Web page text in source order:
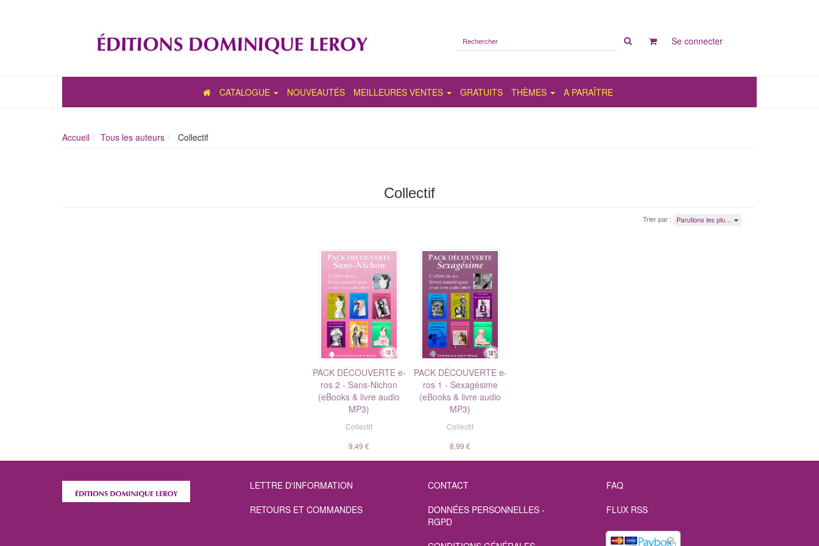
sur
Se connecter
CATALOGUE NOUVEAUTÉS MEILLEURES VENTES GRATUITS THÈMES A PARAÎTRE
Accueil Tous les auteurs Collectif
Collectif
Trier par : Parutions les plu…
PACK DÉCOUVERTE e-
ros 2 - Sans-Nichon
(eBooks & livre audio
MP3)
Collectif
9,49 €
PACK DÉCOUVERTE e-
ros 1 - Sexagésime
(eBooks & livre audio
MP3)
Collectif
8,99 €
LETTRE D'INFORMATION
RETOURS ET COMMANDES
CONTACT
DONNÉES PERSONNELLES -
RGPD
FAQ
FLUX RSS